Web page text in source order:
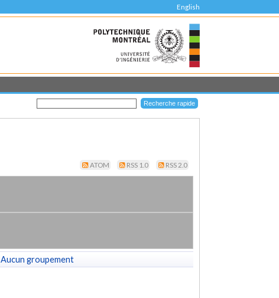
English
ATOM RSS 1.0 RSS 2.0
Aucun groupement